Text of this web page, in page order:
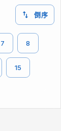
倒序
7 8
15